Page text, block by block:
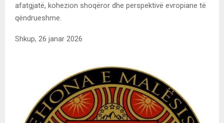
afatgjatë, kohezion shoqëror dhe perspektivë evropiane të
qëndrueshme.
Shkup, 26 janar 2026